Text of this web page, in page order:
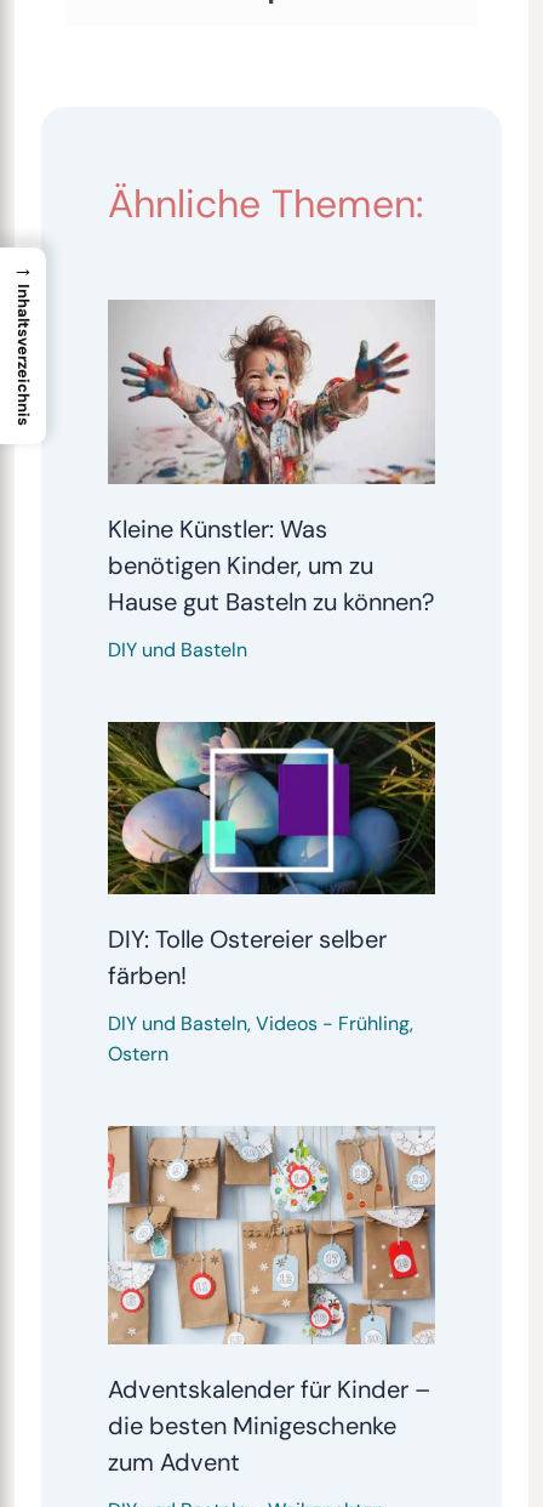
Ähnliche Themen:
Kleine Künstler: Was
benötigen Kinder, um zu
Hause gut Basteln zu können?
DIY und Basteln
DIY: Tolle Ostereier selber
färben!
DIY und Basteln,Videos- Frühling,
Ostern
Adventskalender für Kinder –
die besten Minigeschenke
zum Advent
→
Inhaltsverzeichnis